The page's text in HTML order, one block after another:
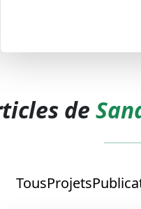
de
TousProjets